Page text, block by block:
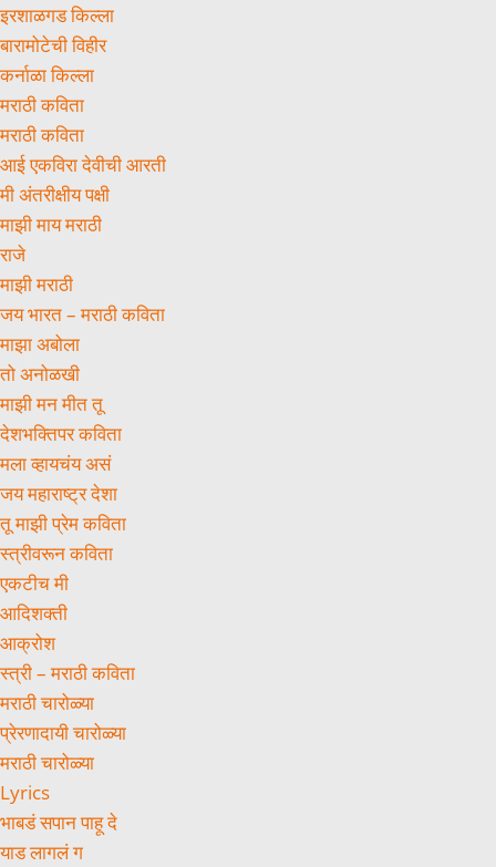
इरशाळगड किल्ला
बारामोटेची विहीर
कर्नाळा किल्ला
मराठी कविता
मराठी कविता
आई एकविरा देवीची आरती
मी अंतरीक्षीय पक्षी
माझी माय मराठी
राजे
माझी मराठी
जय भारत – मराठी कविता
माझा अबोला
तो अनोळखी
माझी मन मीत तू
देशभक्तिपर कविता
मला व्हायचंय असं
जय महाराष्ट्र देशा
तू माझी प्रेम कविता
स्त्रीवरून कविता
एकटीच मी
आदिशक्ती
आक्रोश
स्त्री – मराठी कविता
मराठी चारोळ्या
प्रेरणादायी चारोळ्या
मराठी चारोळ्या
Lyrics
भाबडं सपान पाहू दे
याड लागलं ग